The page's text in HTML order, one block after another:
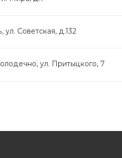
ул. Советская, д.132
ул. Притыцкого, 7